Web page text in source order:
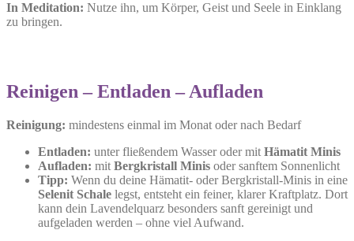
In Meditation: Nutze ihn, um Körper, Geist und Seele in Einklang
zu bringen.
Reinigen – Entladen – Aufladen
Reinigung: mindestens einmal im Monat oder nach Bedarf
Entladen: unter fließendem Wasser oder mit Hämatit Minis
Aufladen: mit Bergkristall Minis oder sanftem Sonnenlicht
Tipp: Wenn du deine Hämatit- oder Bergkristall-Minis in eine
Selenit Schale legst, entsteht ein feiner, klarer Kraftplatz. Dort
kann dein Lavendelquarz besonders sanft gereinigt und
aufgeladen werden – ohne viel Aufwand.